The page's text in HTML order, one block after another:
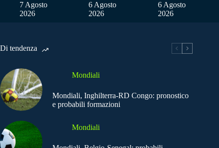
7 Agosto
2026
6 Agosto
2026
6 Agosto
2026
Di tendenza
Mondiali
Mondiali, Inghilterra-RD Congo: pronostico
e probabili formazioni
Mondiali